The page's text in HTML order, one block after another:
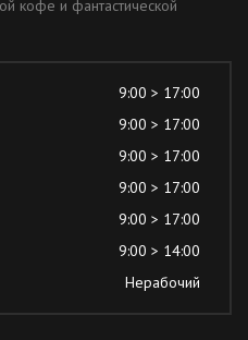
кофе и фантастической
9:00 > 17:00
9:00 > 17:00
9:00 > 17:00
9:00 > 17:00
9:00 > 17:00
9:00 > 14:00
Нерабочий